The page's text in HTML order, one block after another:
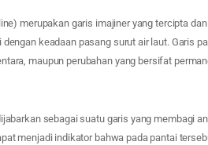
merupakan garis imajiner yang tercipta
dengan keadaan pasang surut air laut. Garis
maupun perubahan yang bersifat
sebagai suatu garis yang membagi
menjadi indikator bahwa pada pantai